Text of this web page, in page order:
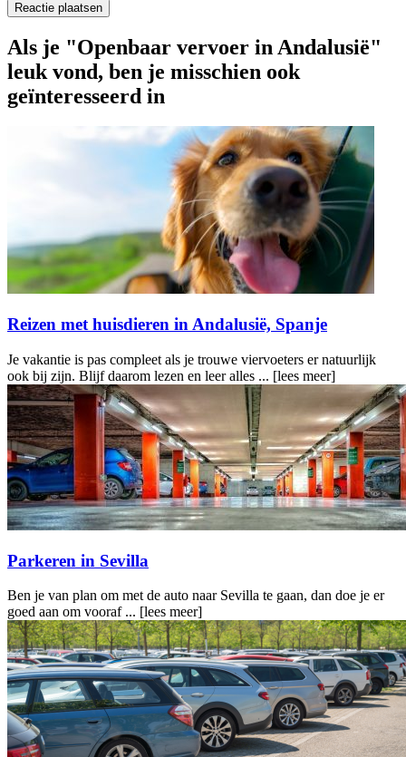
Als je "Openbaar vervoer in Andalusië"
leuk vond, ben je misschien ook
geïnteresseerd in
Reizen met huisdieren in Andalusië, Spanje
Je vakantie is pas compleet als je trouwe viervoeters er natuurlijk
ook bij zijn. Blijf daarom lezen en leer alles ... [lees meer]
Parkeren in Sevilla
Ben je van plan om met de auto naar Sevilla te gaan, dan doe je er
goed aan om vooraf ... [lees meer]